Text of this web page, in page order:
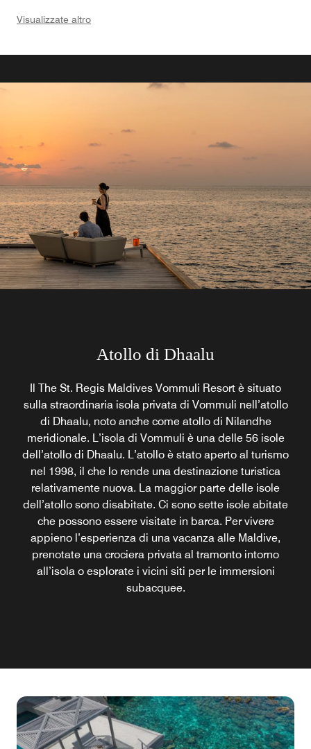
tennis è gratuito per i nostri ospiti; sono inoltre
consiglia la prenotazione, che può essere effettuata
Visualizzate altro
Atollo di Dhaalu
Il The St. Regis Maldives Vommuli Resort è situato
sulla straordinaria isola privata di Vommuli nell’atollo
di Dhaalu, noto anche come atollo di Nilandhe
meridionale. L’isola di Vommuli è una delle 56 isole
dell’atollo di Dhaalu. L’atollo è stato aperto al turismo
nel 1998, il che lo rende una destinazione turistica
relativamente nuova. La maggior parte delle isole
dell’atollo sono disabitate. Ci sono sette isole abitate
che possono essere visitate in barca. Per vivere
appieno l’esperienza di una vacanza alle Maldive,
prenotate una crociera privata al tramonto intorno
all’isola o esplorate i vicini siti per le immersioni
subacquee.